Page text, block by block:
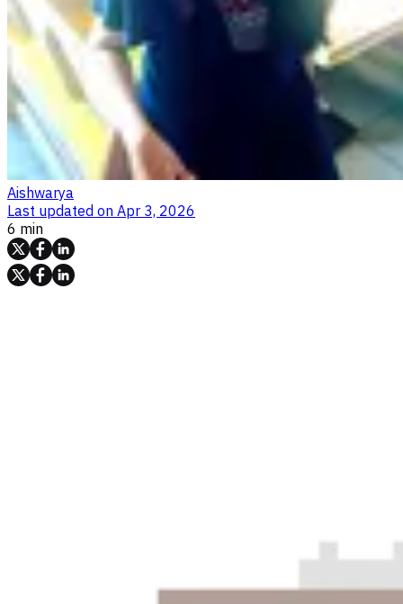
Aishwarya
Last updated on Apr 3, 2026
6 min